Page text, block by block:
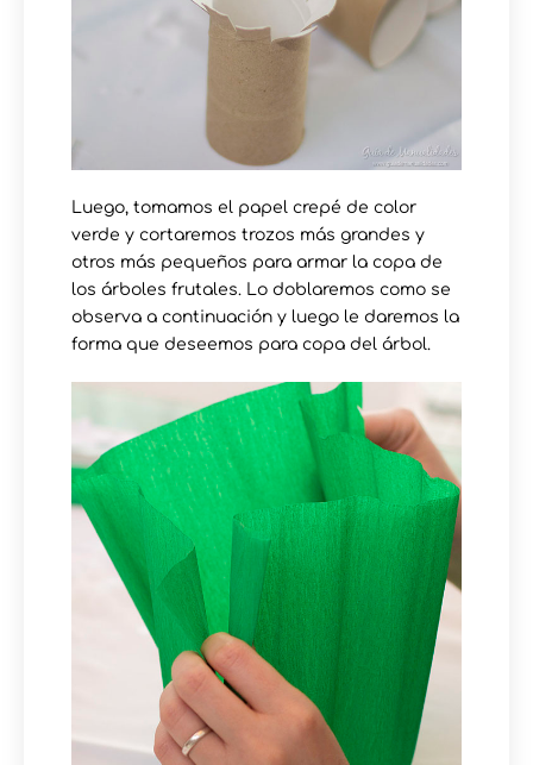
Luego, tomamos el papel crepé de color
verde y cortaremos trozos más grandes y
otros más pequeños para armar la copa de
los árboles frutales. Lo doblaremos como se
observa a continuación y luego le daremos la
forma que deseemos para copa del árbol.